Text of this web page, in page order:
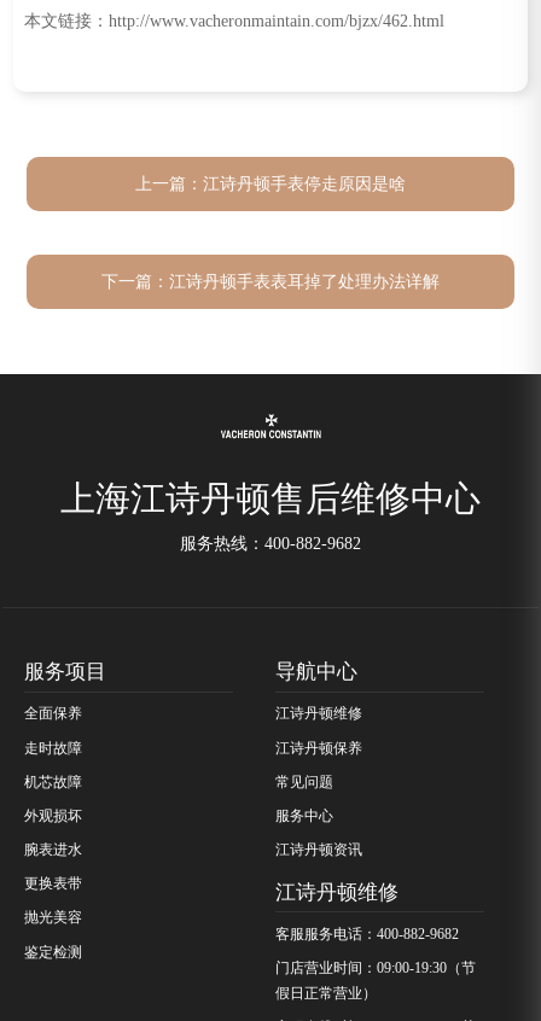
本文链接：http://www.vacheronmaintain.com/bjzx/462.html
上一篇： 江诗丹顿手表停走原因是啥
下一篇： 江诗丹顿手表表耳掉了处理办法详解
上海江诗丹顿售后维修中心
服务热线： 400-882-9682
服务项目
全面保养
走时故障
机芯故障
外观损坏
腕表进水
更换表带
抛光美容
鉴定检测
导航中心
江诗丹顿维修
江诗丹顿保养
常见问题
服务中心
江诗丹顿资讯
江诗丹顿维修
客服服务电话：400-882-9682
门店营业时间：09:00-19:30（节
假日正常营业）